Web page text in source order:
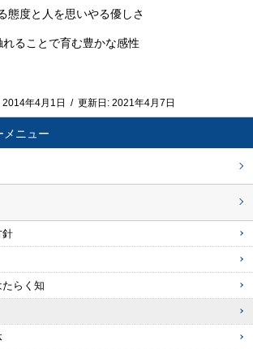
針
らく知
態度と人を思いやる優しさ
ることで育む豊かな感性
2014年4月1日 / 更新日: 2021年4月7日